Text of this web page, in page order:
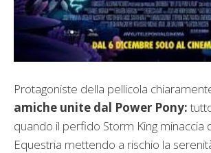
Protagoniste della pellicola
amiche unite dal Power Pony:
quando il perfido Storm King minaccia
Equestria mettendo a rischio la